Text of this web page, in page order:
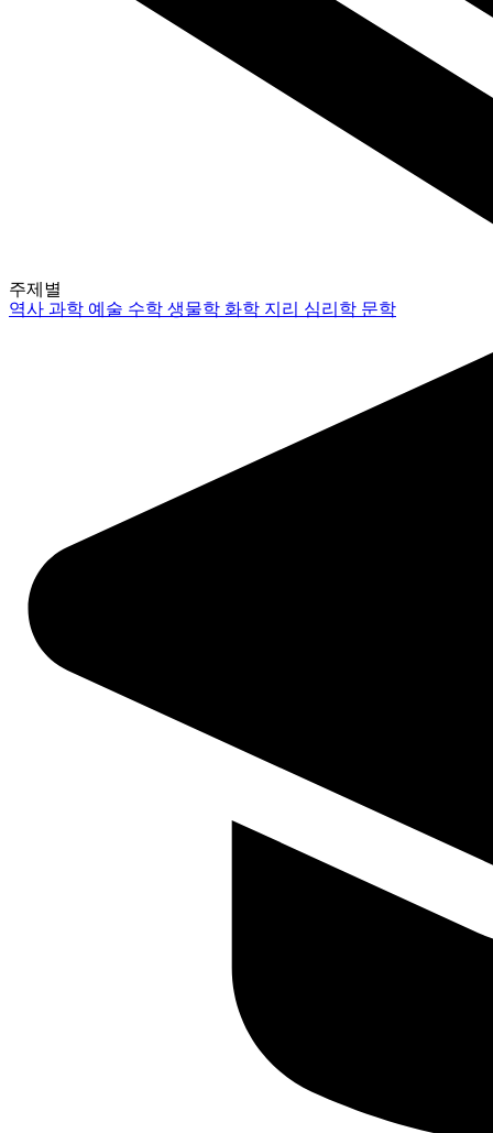
주제별
역사과학 예술 수학생물학 화학 지리 심리학 문학